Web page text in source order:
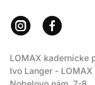
LOMAX kadernícke
Ivo Langer - LOMAX